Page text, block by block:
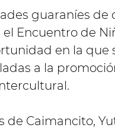
guaraníes de
Encuentro de
en la que
a la
Caimancito,